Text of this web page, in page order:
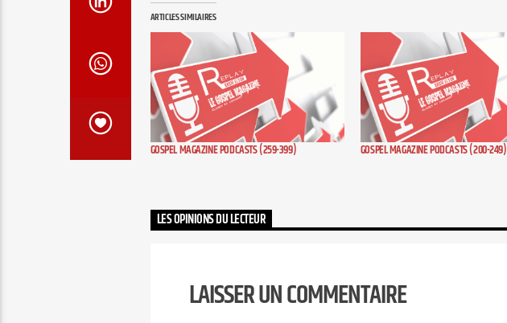
ARTICLES SIMILAIRES
GOSPEL MAGAZINE PODCASTS (259-399) GOSPEL MAGAZINE PODCASTS (200-249)
LES OPINIONS DU LECTEUR
LAISSER UN COMMENTAIRE